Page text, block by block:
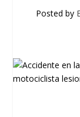
Posted by